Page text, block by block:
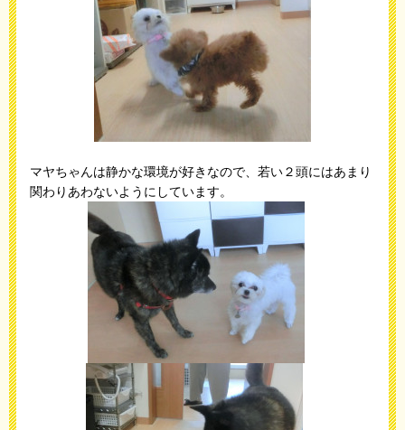
マヤちゃんは静かな環境が好きなので、若い２頭にはあまり
関わりあわないようにしています。